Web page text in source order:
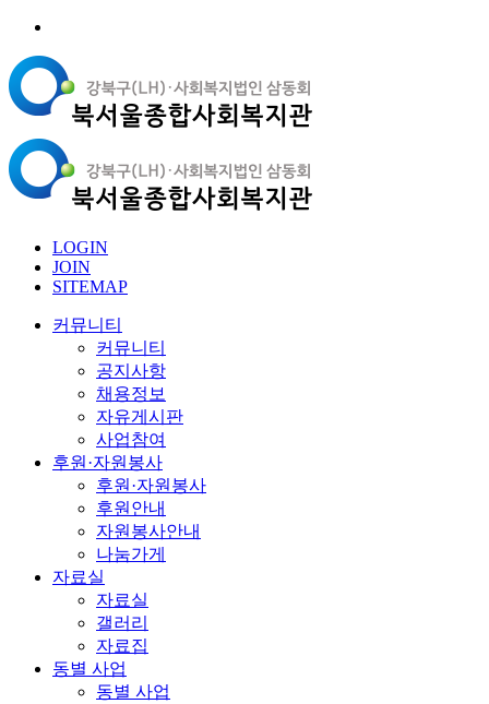
LOGIN
JOIN
SITEMAP
커뮤니티
커뮤니티
공지사항
채용정보
자유게시판
사업참여
후원·자원봉사
후원·자원봉사
후원안내
자원봉사안내
나눔가게
자료실
자료실
갤러리
자료집
동별 사업
동별 사업